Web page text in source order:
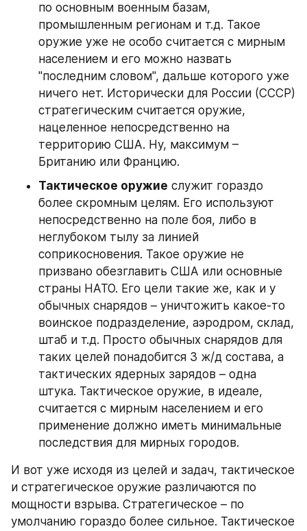
по основным военным базам,
промышленным регионам и т.д. Такое
оружие уже не особо считается с мирным
населением и его можно назвать
"последним словом", дальше которого уже
ничего нет. Исторически для России (СССР)
стратегическим считается оружие,
нацеленное непосредственно на
территорию США. Ну, максимум –
Британию или Францию.
Тактическое оружие служит гораздо
более скромным целям. Его используют
непосредственно на поле боя, либо в
неглубоком тылу за линией
соприкосновения. Такое оружие не
призвано обезглавить США или основные
страны НАТО. Его цели такие же, как и у
обычных снарядов – уничтожить какое-то
воинское подразделение, аэродром, склад,
штаб и т.д. Просто обычных снарядов для
таких целей понадобится 3 ж/д состава, а
тактических ядерных зарядов – одна
штука. Тактическое оружие, в идеале,
считается с мирным населением и его
применение должно иметь минимальные
последствия для мирных городов.
И вот уже исходя из целей и задач, тактическое
и стратегическое оружие различаются по
мощности взрыва. Стратегическое – по
умолчанию гораздо более сильное. Тактическое